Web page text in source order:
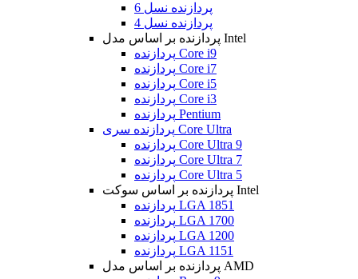
پردازنده نسل 6
پردازنده نسل 4
پردازنده بر اساس مدل Intel
پردازنده Core i9
پردازنده Core i7
پردازنده Core i5
پردازنده Core i3
پردازنده Pentium
پردازنده سری Core Ultra
پردازنده Core Ultra 9
پردازنده Core Ultra 7
پردازنده Core Ultra 5
پردازنده بر اساس سوکت Intel
پردازنده LGA 1851
پردازنده LGA 1700
پردازنده LGA 1200
پردازنده LGA 1151
پردازنده بر اساس مدل AMD